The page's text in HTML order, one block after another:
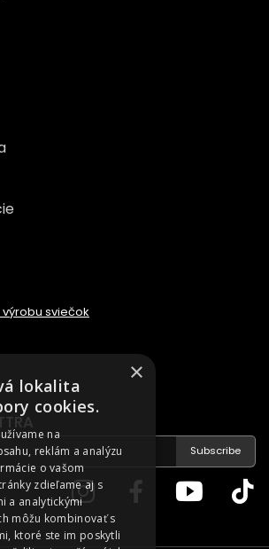
sviečok
Subscribe
×
lokalita
cookies.
na
reklám a analýzu
o vašom
zdieľame aj s
a analytickými
môžu kombinovať s
ktoré ste im poskytli